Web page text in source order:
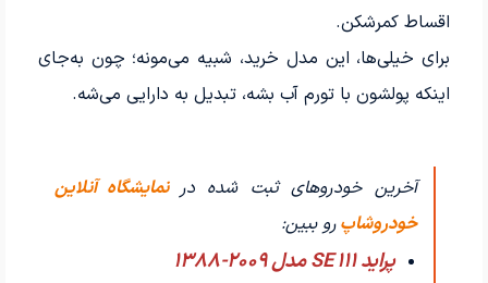
اقساط کمرشکن.
برای خیلی‌ها، این مدل خرید، شبیه می‌مونه؛ چون به‌جای
اینکه پولشون با تورم آب بشه، تبدیل به دارایی می‌شه.
آخرین خودروهای ثبت شده در نمایشگاه آنلاین
خودروشاپرو ببین:
پراید 111 SE مدل 2009-1388